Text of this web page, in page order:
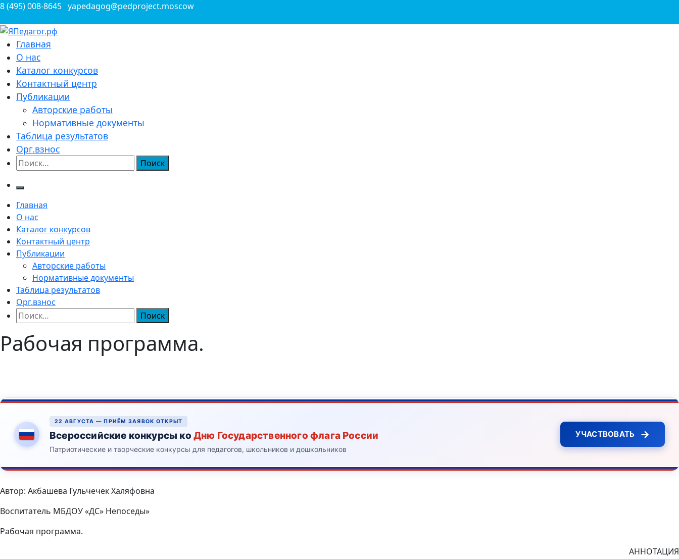
Перейти
содержимому
8 (495) 008-8645 yapedagog@pedproject.moscow
ЯПедагог.рф
Всероссийские конкурсы для педагогов
Главная
О нас
Каталог конкурсов
Контактный центр
Публикации
Авторские работы
Нормативные документы
Таблица результатов
Орг.взнос
Найти:
Главная
О нас
Каталог конкурсов
Контактный центр
Публикации
Авторские работы
Нормативные документы
Таблица результатов
Орг.взнос
Найти:
Рабочая программа.
22 АВГУСТА — ПРИЁМ ЗАЯВОК ОТКРЫТ
Всероссийские конкурсы ко Дню Государственного флага России
Патриотические и творческие конкурсы для педагогов, школьников и дошкольников
УЧАСТВОВАТЬ →
Автор: Акбашева Гульчечек Халяфовна
Воспитатель МБДОУ «ДС» Непоседы»
Рабочая программа.
АННОТАЦИЯ